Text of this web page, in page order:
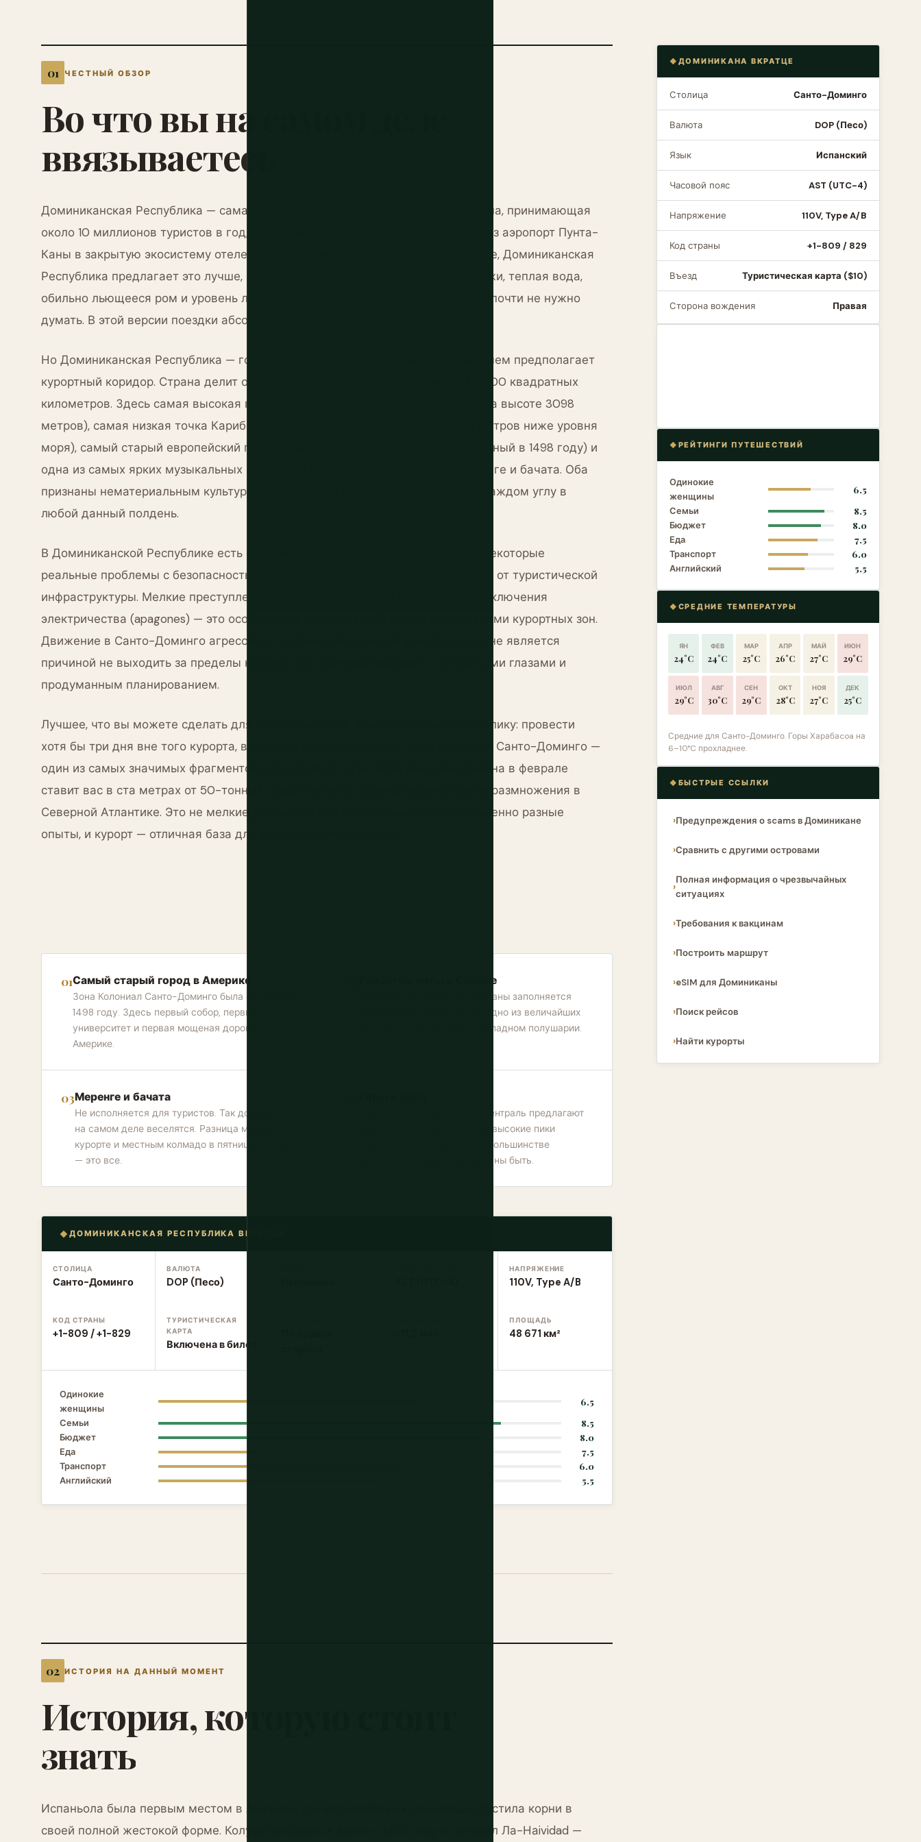
ЧЕСТНЫЙ ОБЗОР
Вочтовына
ввязываетесь
Доминиканская Республика — самая посещаемая страна Карибского бассейна, принимающая
около 10 миллионов туристов в год, большинство из которых прибывают через аэропорт Пунта-
Каны в закрытую экосистему отелей 'все включено'. Если это то, что вы хотите, Доминиканская
Республика предлагает это лучше, чем почти кто-либо: белые песчаные пляжи, теплая вода,
обильно льющееся ром и уровень логистической простоты, при котором вам почти не нужно
думать. В этой версии поездки абсолютно ничего плохого нет.
Но Доминиканская Республика — гораздо большая и более сложная страна, чем предполагает
курортный коридор. Страна делит остров Испаньола с Гаити и занимает 48 000 квадратных
километров. Здесь самая высокая гора Карибского бассейна (Пико-Дуарте на высоте 3098
метров), самая низкая точка Карибского бассейна (озеро Энрикильо на 46 метров ниже уровня
моря), самый старый европейский город в Америке (Санто-Доминго, основанный в 1498 году) и
одна из самых ярких музыкальных культур на планете. Здесь родились меренге и бачата. Оба
признаны нематериальным культурным наследием ЮНЕСКО. Оба звучат на каждом углу в
любой данный полдень.
В Доминиканской Республике есть реальное экономическое неравенство и некоторые
реальные проблемы с безопасностью, особенно в городских кварталах вдали от туристической
инфраструктуры. Мелкие преступления — основной риск для посетителей. Отключения
электричества (apagones) — это особенность повседневной жизни за пределами курортных зон.
Движение в Санто-Доминго агрессивно хаотично. Ни один из этих факторов не является
причиной не выходить за пределы курорта. Это причины выходить с открытыми глазами и
продуманным планированием.
Лучшее, что вы можете сделать для своей поездки в Доминиканскую Республику: провести
хотя бы три дня вне того курорта, в котором вы остановились. Зона Колониал Санто-Доминго —
один из самых значимых фрагментов городской истории всей Америки. Самана в феврале
ставит вас в ста метрах от 50-тонных горбатых китов в самой важной бухте размножения в
Северной Атлантике. Это не мелкие улучшения пляжного отдыха. Это совершенно разные
опыты, и курорт — отличная база для возвращения после них.
Самый старый город в Америке
Зона Колониал Санто-Доминго была основана в
1498 году. Здесь первый собор, первый
университет и первая мощеная дорога в
Америке.
Горбатые киты в Самане
С января по март бухта Саманы заполняется
тысячами горбатых китов. Одно из величайших
зрелищ дикой природы в Западном полушарии.
Меренге и бачата
Не исполняется для туристов. Так доминиканцы
на самом деле веселятся. Разница между шоу в
курорте и местным колмадо в пятницу вечером
— это все.
Харабаcoa и Кордильера-Сентраль предлагают
рафтинг, каньонинг и самые высокие пики
Карибского бассейна. Не в большинстве
курортных маршрутов. Должны быть.
ДОМИНИКАНСКАЯ РЕСПУБЛИКА ВКРАТЦЕ
СТОЛИЦА
Санто-Доминго
ВАЛЮТА
DOP (Песо)
НАПРЯЖЕНИЕ
110V, Type A/B
КОД СТРАНЫ
+1-809 / +1-829
ТУРИСТИЧЕСКАЯ
КАРТА
Включена в билет
ПЛОЩАДЬ
48 671 км²
Одинокие
женщины
6.5
Семьи
8.5
Бюджет
8.0
Еда
7.5
Транспорт
6.0
Английский
5.5
ИСТОРИЯ НА ДАННЫЙ МОМЕНТ
История,которую
знать
Испаньола была первым местом в Америке, где европейская колонизация пустила корни в
своей полной жестокой форме. Колумб высадился здесь в 1492 году и основал Ла-Наividad —
ДОМИНИКАНА ВКРАТЦЕ
Столица Санто-Доминго
Валюта DOP (Песо)
Язык Испанский
Часовой пояс AST (UTC-4)
Напряжение 110V, Type A/B
Код страны +1-809 / 829
Въезд Туристическая карта ($10)
Сторона вождения Правая
РЕЙТИНГИ ПУТЕШЕСТВИЙ
Одинокие
женщины
6.5
Семьи
8.5
Бюджет
8.0
Еда
7.5
Транспорт
6.0
Английский
5.5
СРЕДНИЕ ТЕМПЕРАТУРЫ
ЯН
24°C
ФЕВ
24°C
МАР
25°C
АПР
26°C
МАЙ
27°C
ИЮН
29°C
ИЮЛ
29°C
АВГ
30°C
СЕН
29°C
ОКТ
28°C
НОЯ
27°C
ДЕК
25°C
Средние для Санто-Доминго. Горы Харабаcoa на
6–10°C прохладнее.
БЫСТРЫЕ ССЫЛКИ
Предупреждения о scams в Доминикане
Сравнить с другими островами
Полная информация о чрезвычайных
ситуациях
Требования к вакцинам
Построить маршрут
eSIM для Доминиканы
Поиск рейсов
Найти курорты